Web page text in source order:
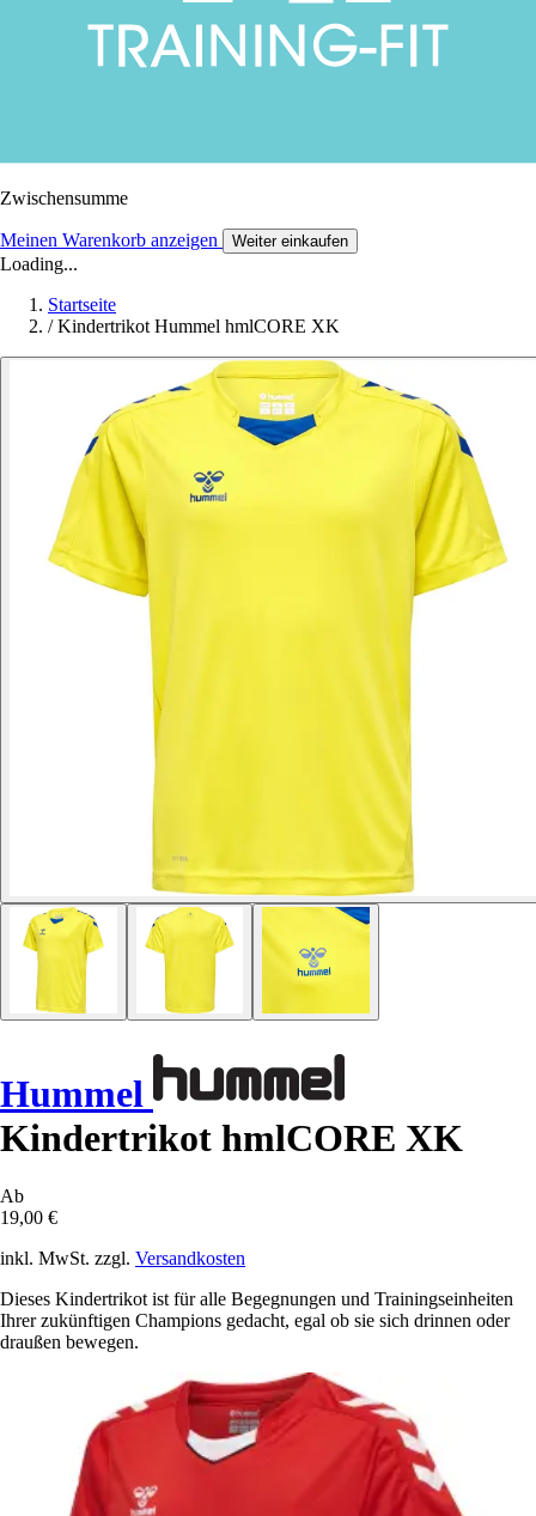
Zwischensumme
Meinen Warenkorb anzeigen Weiter einkaufen
Loading...
Startseite
/ Kindertrikot Hummel hmlCORE XK
Hummel
Kindertrikot hmlCORE XK
Ab
19,00 €
inkl. MwSt. zzgl. Versandkosten
Dieses Kindertrikot ist für alle Begegnungen und Trainingseinheiten
Ihrer zukünftigen Champions gedacht, egal ob sie sich drinnen oder
draußen bewegen.